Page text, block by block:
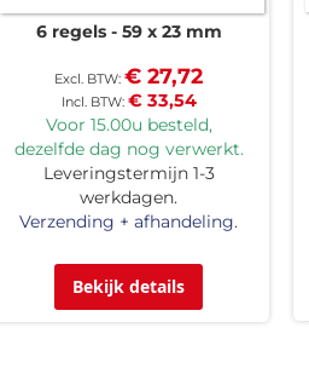
6 regels 59 x 23 mm
€ 33,54
€ 27,72
Voor 15.00u besteld,
dezelfde dag nog verwerkt.
Leveringstermijn 1-3
werkdagen.
Verzending + afhandeling.
Bekijk details